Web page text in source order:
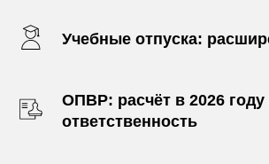
Учебные отпуска:
ОПВР: расчёт в 2026 году
ответственность